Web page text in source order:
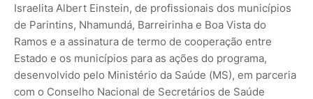
Israelita Albert Einstein, de profissionais dos municípios
de Parintins, Nhamundá, Barreirinha e Boa Vista do
Ramos e a assinatura de termo de cooperação entre
Estado e os municípios para as ações do programa,
desenvolvido pelo Ministério da Saúde (MS), em parceria
com o Conselho Nacional de Secretários de Saúde